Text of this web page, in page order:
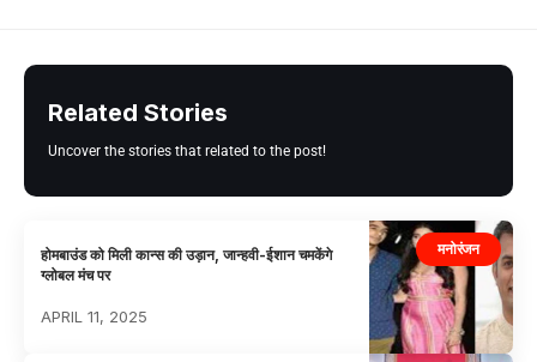
Related Stories
Uncover the stories that related to the post!
मनोरंजन
होमबाउंड को मिली कान्स की उड़ान, जान्हवी-ईशान चमकेंगे
ग्लोबल मंच पर
APRIL 11, 2025